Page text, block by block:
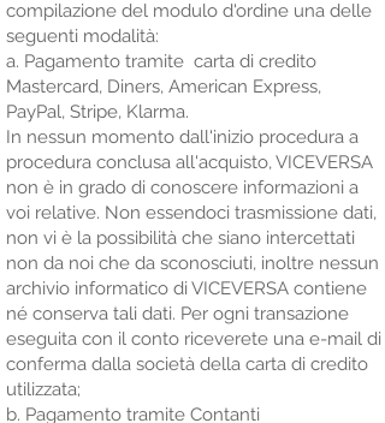
compilazione del modulo d'ordine una delle
seguenti modalità:
a. Pagamento tramite carta di credito
Mastercard, Diners, American Express,
PayPal, Stripe, Klarma.
In nessun momento dall'inizio procedura a
procedura conclusa all'acquisto, VICEVERSA
non è in grado di conoscere informazioni a
voi relative. Non essendoci trasmissione dati,
non vi è la possibilità che siano intercettati
non da noi che da sconosciuti, inoltre nessun
archivio informatico di VICEVERSA contiene
né conserva tali dati. Per ogni transazione
eseguita con il conto riceverete una e-mail di
conferma dalla società della carta di credito
utilizzata;
b. Pagamento tramite Contanti